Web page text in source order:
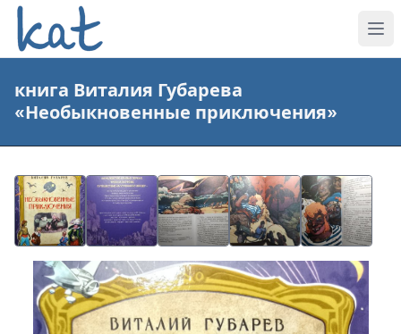
книга Виталия Губарева
«Необыкновенные приключения»